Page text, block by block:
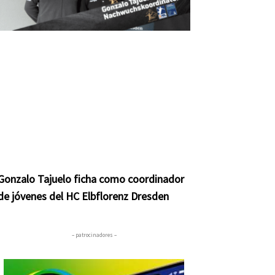
Tajuelo ficha como coordinador
jóvenes del HC Elbflorenz Dresden
– patrocinadores –